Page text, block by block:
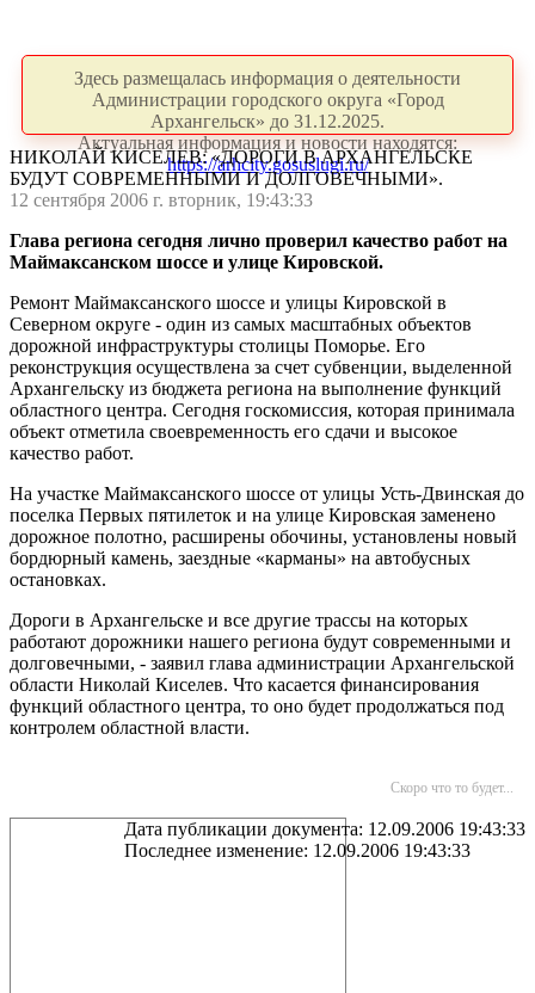
Здесь размещалась информация о деятельности
Администрации городского округа «Город
Архангельск» до 31.12.2025.
Актуальная информация и новости находятся:
https://arhcity.gosuslugi.ru/
НИКОЛАЙ КИСЕЛЕВ: «ДОРОГИ В АРХАНГЕЛЬСКЕ
БУДУТ СОВРЕМЕННЫМИ И ДОЛГОВЕЧНЫМИ».
12 сентября 2006 г. вторник, 19:43:33
Глава региона сегодня лично проверил качество работ на
Маймаксанском шоссе и улице Кировской.
Ремонт Маймаксанского шоссе и улицы Кировской в
Северном округе - один из самых масштабных объектов
дорожной инфраструктуры столицы Поморье. Его
реконструкция осуществлена за счет субвенции, выделенной
Архангельску из бюджета региона на выполнение функций
областного центра. Сегодня госкомиссия, которая принимала
объект отметила своевременность его сдачи и высокое
качество работ.
На участке Маймаксанского шоссе от улицы Усть-Двинская до
поселка Первых пятилеток и на улице Кировская заменено
дорожное полотно, расширены обочины, установлены новый
бордюрный камень, заездные «карманы» на автобусных
остановках.
Дороги в Архангельске и все другие трассы на которых
работают дорожники нашего региона будут современными и
долговечными, - заявил глава администрации Архангельской
области Николай Киселев. Что касается финансирования
функций областного центра, то оно будет продолжаться под
контролем областной власти.
Скоро что то будет...
Дата публикации документа: 12.09.2006 19:43:33
Последнее изменение: 12.09.2006 19:43:33